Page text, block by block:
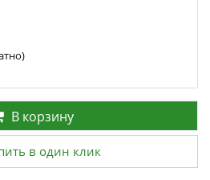
В корзину
в один клик